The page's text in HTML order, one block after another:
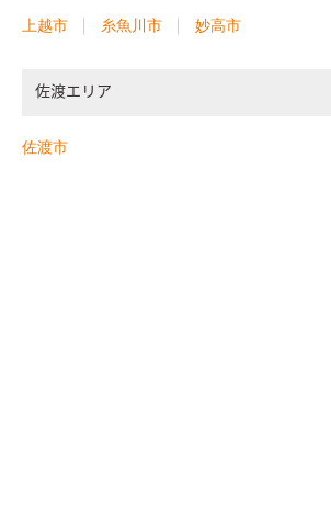
上越市 糸魚川市 妙高市
佐渡エリア
佐渡市